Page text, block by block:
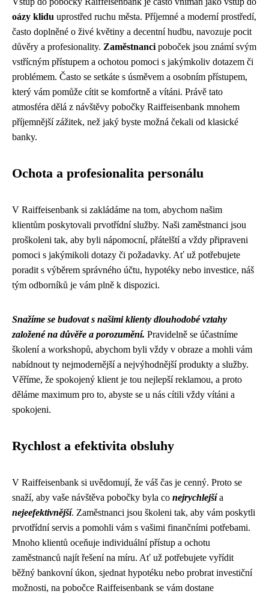
oázy klidu uprostřed ruchu města. Příjemné a moderní prostředí,
často doplněné o živé květiny a decentní hudbu, navozuje pocit
důvěry a profesionality. Zaměstnanci poboček jsou známí svým
vstřícným přístupem a ochotou pomoci s jakýmkoliv dotazem či
problémem. Často se setkáte s úsměvem a osobním přístupem,
který vám pomůže cítit se komfortně a vítáni. Právě tato
atmosféra dělá z návštěvy pobočky Raiffeisenbank mnohem
příjemnější zážitek, než jaký byste možná čekali od klasické
banky.
Ochota a profesionalita personálu
V Raiffeisenbank si zakládáme na tom, abychom našim
klientům poskytovali prvotřídní služby. Naši zaměstnanci jsou
proškoleni tak, aby byli nápomocní, přátelští a vždy připraveni
pomoci s jakýmikoli dotazy či požadavky. Ať už potřebujete
poradit s výběrem správného účtu, hypotéky nebo investice, náš
tým odborníků je vám plně k dispozici.
Snažíme se budovat s našimi klienty dlouhodobé vztahy
založené na důvěře a porozumění. Pravidelně se účastníme
školení a workshopů, abychom byli vždy v obraze a mohli vám
nabídnout ty nejmodernější a nejvýhodnější produkty a služby.
Věříme, že spokojený klient je tou nejlepší reklamou, a proto
děláme maximum pro to, abyste se u nás cítili vždy vítáni a
spokojeni.
Rychlost a efektivita obsluhy
V Raiffeisenbank si uvědomují, že váš čas je cenný. Proto se
snaží, aby vaše návštěva pobočky byla co nejrychlejšía
nejeefektivnější. Zaměstnanci jsou školeni tak, aby vám poskytli
prvotřídní servis a pomohli vám s vašimi finančními potřebami.
Mnoho klientů oceňuje individuální přístup a ochotu
zaměstnanců najít řešení na míru. Ať už potřebujete vyřídit
běžný bankovní úkon, sjednat hypotéku nebo probrat investiční
možnosti, na pobočce Raiffeisenbank se vám dostane